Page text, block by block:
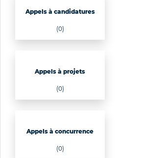
Appels à candidatures
(0)
Appels à projets
(0)
Appels à concurrence
(0)